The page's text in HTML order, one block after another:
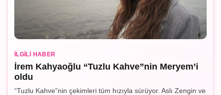
İLGILI HABER
İrem Kahyaoğlu “Tuzlu Kahve”nin Meryem’i
oldu
“Tuzlu Kahve”nin çekimleri tüm hızıyla sürüyor. Aslı Zengin ve